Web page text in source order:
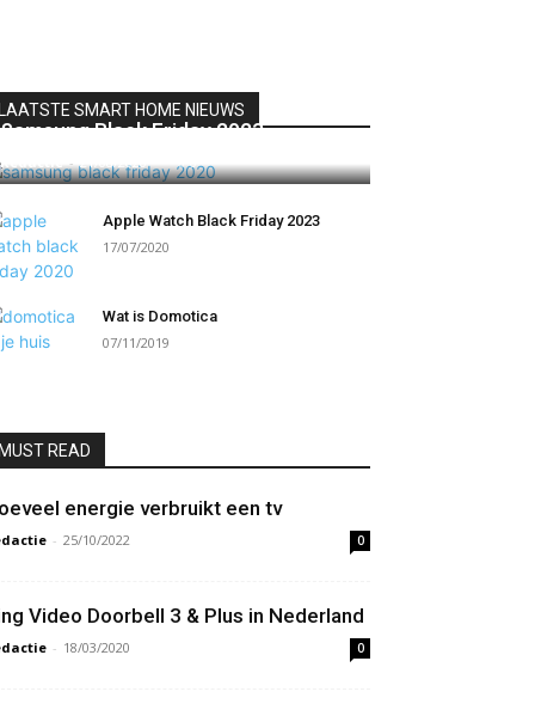
LAATSTE SMART HOME NIEUWS
Samsung Black Friday 2023
Redactie - 21/08/2020 0
Apple Watch Black Friday 2023
17/07/2020
Wat is Domotica
07/11/2019
MUST READ
energie verbruikt een tv
- 25/10/2022 0
Video Doorbell 3 & Plus in Nederland
- 18/03/2020 0